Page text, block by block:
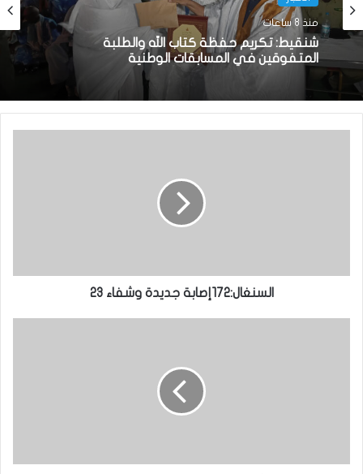
منذ 8 ساعات
شنقيط: تكريم حفظة كتاب الله والطلبة
المتفوقين في المسابقات الوطنية
السنغال:172إصابة جديدة وشفاء 23